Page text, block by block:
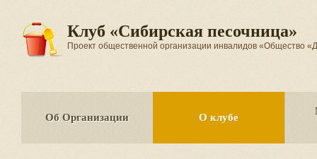
Клуб «Сибирская песочница»
Проект общественной организации инвалидов
Об Организации О клубе